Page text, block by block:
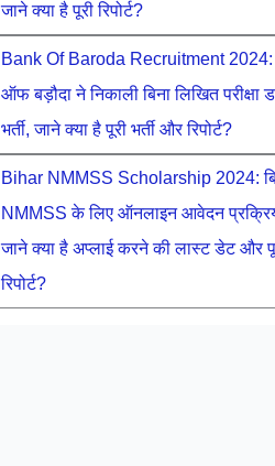
जाने क्या है पूरी रिपोर्ट?
Bank Of Baroda Recruitment
ऑफ बड़ौदा ने निकाली बिना लिखित परीक्षा
भर्ती, जाने क्या है पूरी भर्ती और रिपोर्ट?
Bihar NMMSS Scholarship 2024:
NMMSS के लिए ऑनलाइन आवेदन
जाने क्या है अप्लाई करने की लास्ट डेट और
रिपोर्ट?